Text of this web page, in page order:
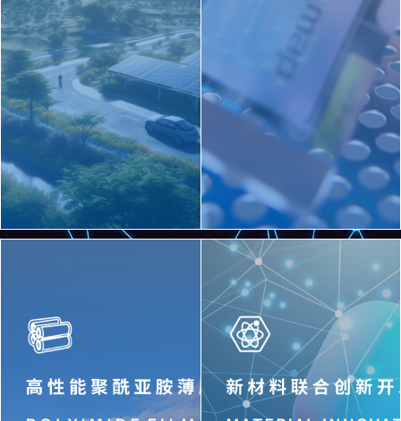
查看详情＞＞
膜、黑色薄膜和透明薄膜，具有
高强度、高模量、高导热、耐电
晕等特点。可应用于柔性电子领
域，包括柔性覆铜板（FCCL）、
COF柔性基板、FPC基板和覆盖
层材料。
查看详情＞＞
卓越的技术能力，并与众多高校
和企业建立了密切合作关系，形
成了强大的创新生态圈，共同推
进科技成果的转化和应用。团队
由一群经验丰富且富有创新精神
的科学家和工程师组成，他们具
备材料科学知识和研发经验，不
断挑战科技的边界。